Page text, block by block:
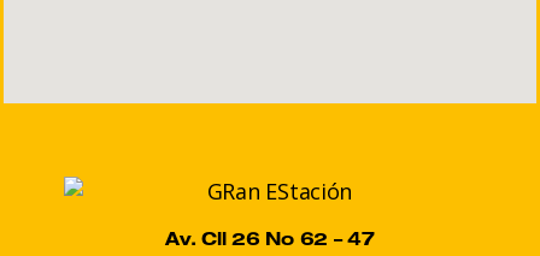
Av. Cll 26 No 62 – 47